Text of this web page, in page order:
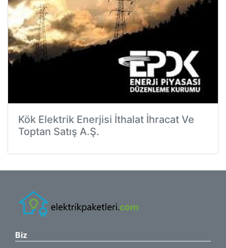
Kök Elektrik Enerjisi İthalat İhracat Ve
Toptan Satış A.Ş.
Biz